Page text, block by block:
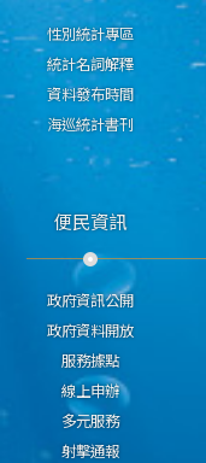
性別統計專區
統計名詞解釋
資料發布時間
海巡統計書刊
便民資訊
政府資訊公開
政府資料開放
服務據點
線上申辦
多元服務
射擊通報